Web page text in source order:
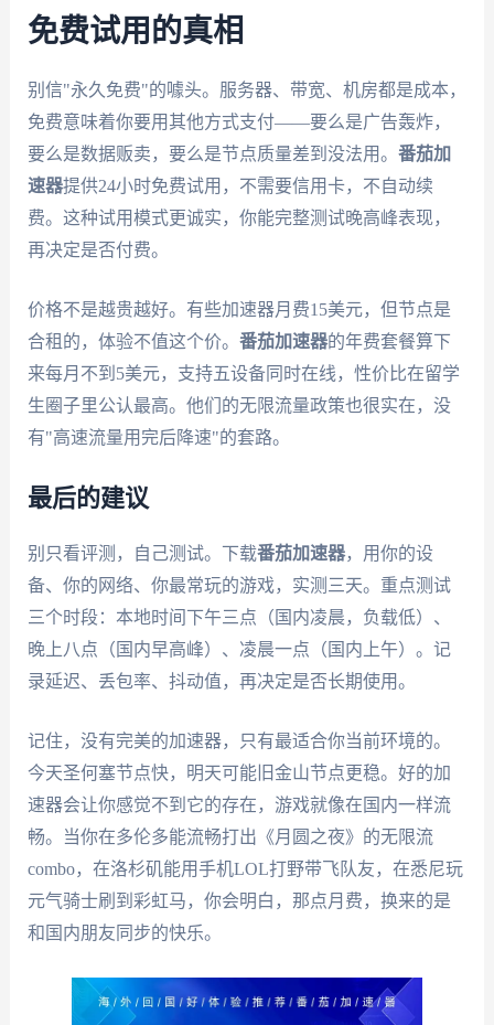
免费试用的真相
别信"永久免费"的噱头。服务器、带宽、机房都是成本，
免费意味着你要用其他方式支付——要么是广告轰炸，
要么是数据贩卖，要么是节点质量差到没法用。 番茄加
速器提供24小时免费试用，不需要信用卡，不自动续
费。这种试用模式更诚实，你能完整测试晚高峰表现，
再决定是否付费。
价格不是越贵越好。有些加速器月费15美元，但节点是
合租的，体验不值这个价。 番茄加速器的年费套餐算下
来每月不到5美元，支持五设备同时在线，性价比在留学
生圈子里公认最高。他们的无限流量政策也很实在，没
有"高速流量用完后降速"的套路。
最后的建议
别只看评测，自己测试。下载番茄加速器，用你的设
备、你的网络、你最常玩的游戏，实测三天。重点测试
三个时段：本地时间下午三点（国内凌晨，负载低）、
晚上八点（国内早高峰）、凌晨一点（国内上午）。记
录延迟、丢包率、抖动值，再决定是否长期使用。
记住，没有完美的加速器，只有最适合你当前环境的。
今天圣何塞节点快，明天可能旧金山节点更稳。好的加
速器会让你感觉不到它的存在，游戏就像在国内一样流
畅。当你在多伦多能流畅打出《月圆之夜》的无限流
combo，在洛杉矶能用手机LOL打野带飞队友，在悉尼玩
元气骑士刷到彩虹马，你会明白，那点月费，换来的是
和国内朋友同步的快乐。